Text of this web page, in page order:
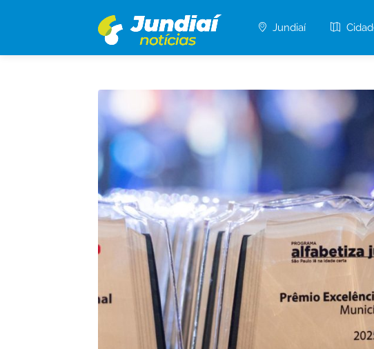
Jundiaí